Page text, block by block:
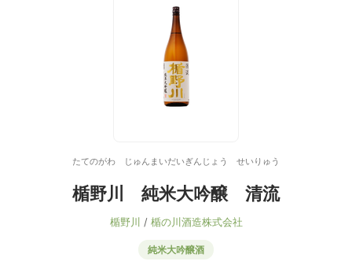
たてのがわ じゅんまいだいぎんじょう せいりゅう
楯野川 純米大吟醸 清流
楯野川 / 楯の川酒造株式会社
純米大吟醸酒